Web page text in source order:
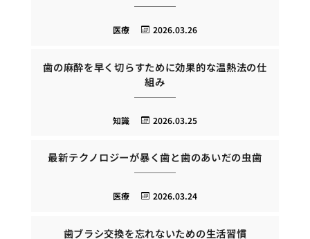
2026.03.26
医療
歯の麻酔を早く切らすために効果的な温熱法の仕
組み
2026.03.25
知識
最新テクノロジーが暴く歯と歯のあいだの虫歯
2026.03.24
医療
歯ブラシ交換を忘れないための生活習慣